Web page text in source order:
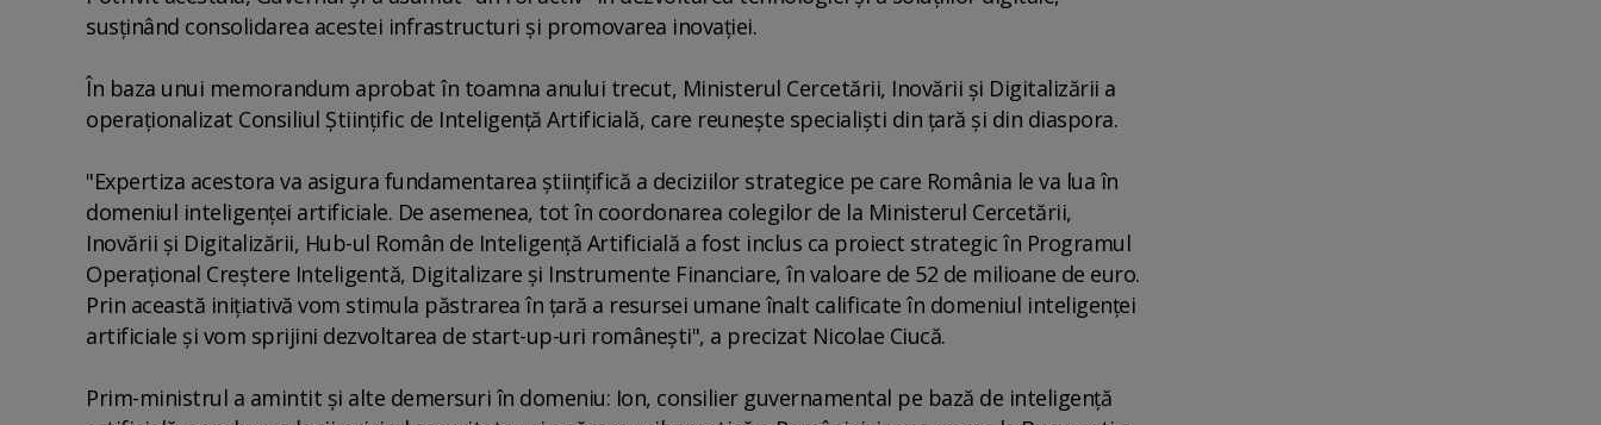
susţinând consolidarea acestei infrastructuri şi promovarea inovaţiei.
În baza unui memorandum aprobat în toamna anului trecut, Ministerul Cercetării, Inovării şi Digitalizării a
operaţionalizat Consiliul Ştiinţific de Inteligenţă Artificială, care reuneşte specialişti din ţară şi din diaspora.
"Expertiza acestora va asigura fundamentarea ştiinţifică a deciziilor strategice pe care România le va lua în
domeniul inteligenţei artificiale. De asemenea, tot în coordonarea colegilor de la Ministerul Cercetării,
Inovării şi Digitalizării, Hub-ul Român de Inteligenţă Artificială a fost inclus ca proiect strategic în Programul
Operaţional Creştere Inteligentă, Digitalizare şi Instrumente Financiare, în valoare de 52 de milioane de euro.
Prin această iniţiativă vom stimula păstrarea în ţară a resursei umane înalt calificate în domeniul inteligenţei
artificiale şi vom sprijini dezvoltarea de start-up-uri româneşti", a precizat Nicolae Ciucă.
Prim-ministrul a amintit şi alte demersuri în domeniu: Ion, consilier guvernamental pe bază de inteligenţă